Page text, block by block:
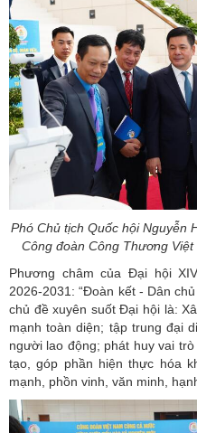
Phó Chủ tịch Quốc hội Nguyễn
Công đoàn Công Thương
Phương châm của Đại hội
2026-2031: “Đoàn kết - Dân
chủ đề xuyên suốt Đại hội là:
mạnh toàn diện; tập trung đại
người lao động; phát huy vai
tạo, góp phần hiện thực hóa
mạnh, phồn vinh, văn minh,